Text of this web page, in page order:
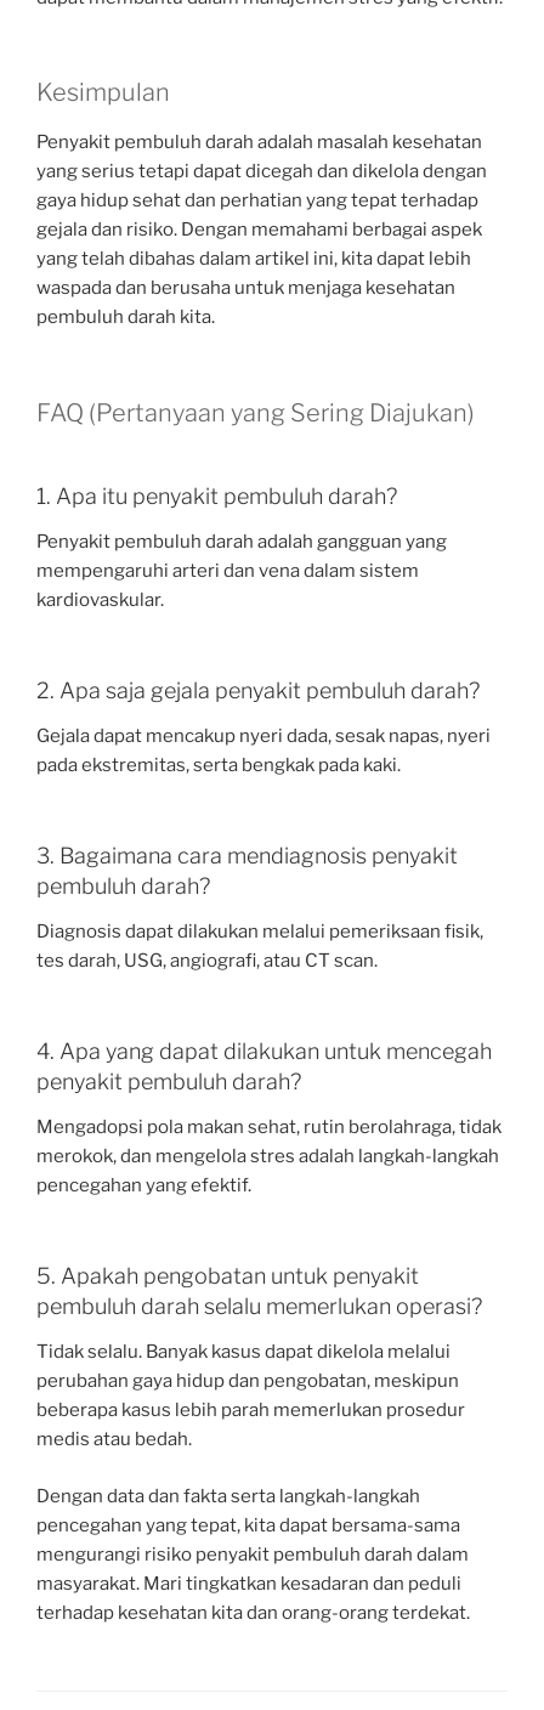
Kesimpulan
Penyakit pembuluh darah adalah masalah kesehatan
yang serius tetapi dapat dicegah dan dikelola dengan
gaya hidup sehat dan perhatian yang tepat terhadap
gejala dan risiko. Dengan memahami berbagai aspek
yang telah dibahas dalam artikel ini, kita dapat lebih
waspada dan berusaha untuk menjaga kesehatan
pembuluh darah kita.
FAQ (Pertanyaan yang Sering Diajukan)
1. Apa itu penyakit pembuluh darah?
Penyakit pembuluh darah adalah gangguan yang
mempengaruhi arteri dan vena dalam sistem
kardiovaskular.
2. Apa saja gejala penyakit pembuluh darah?
Gejala dapat mencakup nyeri dada, sesak napas, nyeri
pada ekstremitas, serta bengkak pada kaki.
3. Bagaimana cara mendiagnosis penyakit
pembuluh darah?
Diagnosis dapat dilakukan melalui pemeriksaan fisik,
tes darah, USG, angiografi, atau CT scan.
4. Apa yang dapat dilakukan untuk mencegah
penyakit pembuluh darah?
Mengadopsi pola makan sehat, rutin berolahraga, tidak
merokok, dan mengelola stres adalah langkah-langkah
pencegahan yang efektif.
5. Apakah pengobatan untuk penyakit
pembuluh darah selalu memerlukan operasi?
Tidak selalu. Banyak kasus dapat dikelola melalui
perubahan gaya hidup dan pengobatan, meskipun
beberapa kasus lebih parah memerlukan prosedur
medis atau bedah.
Dengan data dan fakta serta langkah-langkah
pencegahan yang tepat, kita dapat bersama-sama
mengurangi risiko penyakit pembuluh darah dalam
masyarakat. Mari tingkatkan kesadaran dan peduli
terhadap kesehatan kita dan orang-orang terdekat.